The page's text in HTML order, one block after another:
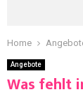
Home
Angebote
Was fehlt